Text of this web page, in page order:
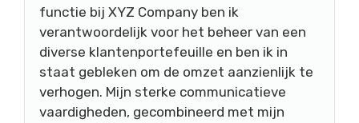
functie bij XYZ Company ben ik
verantwoordelijk voor het beheer van een
diverse klantenportefeuille en ben ik in
staat gebleken om de omzet aanzienlijk te
verhogen. Mijn sterke communicatieve
vaardigheden, gecombineerd met mijn